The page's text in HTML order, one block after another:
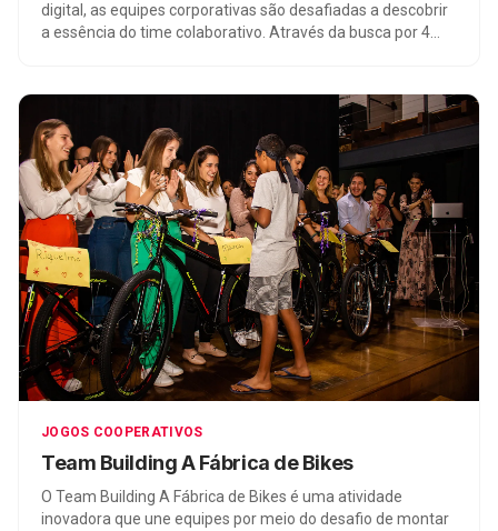
digital, as equipes corporativas são desafiadas a descobrir
a essência do time colaborativo. Através da busca por 4
e promovem a responsabilidade mútua pelos objetivos.
Essa atividade online estimula a colaboração, alta
performance e resolução de conflitos, fortalecendo os
laços entre os membros da equipe em um ambiente virtual
e remoto.
JOGOS COOPERATIVOS
Team Building A Fábrica de Bikes
O Team Building A Fábrica de Bikes é uma atividade
inovadora que une equipes por meio do desafio de montar